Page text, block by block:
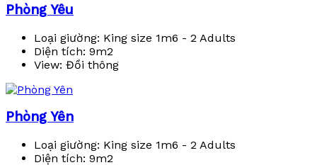
Phòng Yêu
Loại giường: King size 1m6 - 2 Adults
Diện tích: 9m2
View: Đồi thông
Phòng Yên
Loại giường: King size 1m6 - 2 Adults
Diện tích: 9m2